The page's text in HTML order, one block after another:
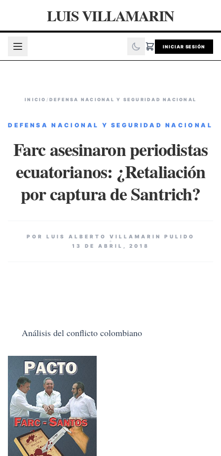
LUIS VILLAMARIN
INICIAR SESIÓN
INICIO / DEFENSA NACIONAL Y SEGURIDAD NACIONAL
DEFENSA NACIONAL Y SEGURIDAD NACIONAL
Farc asesinaron periodistas
ecuatorianos: ¿Retaliación
por captura de Santrich?
POR LUIS ALBERTO VILLAMARIN PULIDO
13 DE ABRIL, 2018
Análisis del conflicto colombiano